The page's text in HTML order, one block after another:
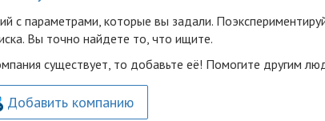
с параметрами, которые вы задали.
Вы точно найдете то, что ищите.
существует, то добавьте её! Помогите другим
Добавить компанию